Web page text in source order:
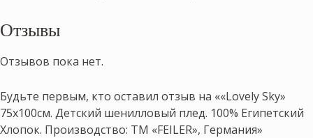
Отзывы
Отзывов пока нет.
Будьте первым, кто оставил отзыв на ««Lovely Sky»
75х100см. Детский шенилловый плед. 100% Египетский
Хлопок. Производство: ТМ «FEILER», Германия»